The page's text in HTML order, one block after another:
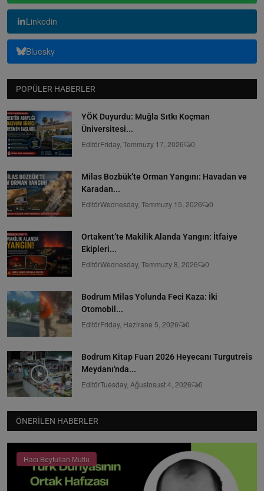
Linkedin
Bluesky
POPÜLER HABERLER
YÖK Duyurdu: Muğla Sıtkı Koçman
Üniversitesi...
EditörFriday, Temmuzy 17, 2026 0
Milas Bozbük’te Orman Yangını: Havadan ve
Karadan...
EditörWednesday, Temmuzy 15, 2026 0
Ortakent’te Makilik Alanda Yangın: İtfaiye
Ekipleri...
EditörWednesday, Temmuzy 8, 2026 0
Bodrum Milas Yolunda Feci Kaza: İki
Otomobil...
EditörFriday, Hazirane 5, 2026 0
Bodrum Kitap Fuarı 2026 Heyecanı Turgutreis
Meydanı'nda...
EditörTuesday, Ağustosust 4, 2026 0
ÖNERILEN HABERLER
Hacı Beytullah Mutlu